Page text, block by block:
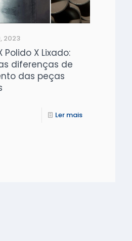
2023
X Lixado:
diferenças de
das peças
Ler mais